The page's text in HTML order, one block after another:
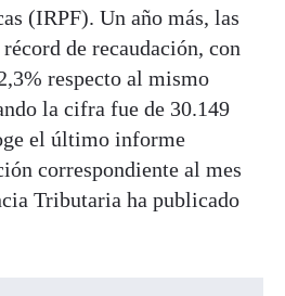
(IRPF). Un año más, las
de recaudación, con
respecto al mismo
la cifra fue de 30.149
el último informe
correspondiente al mes
Tributaria ha publicado